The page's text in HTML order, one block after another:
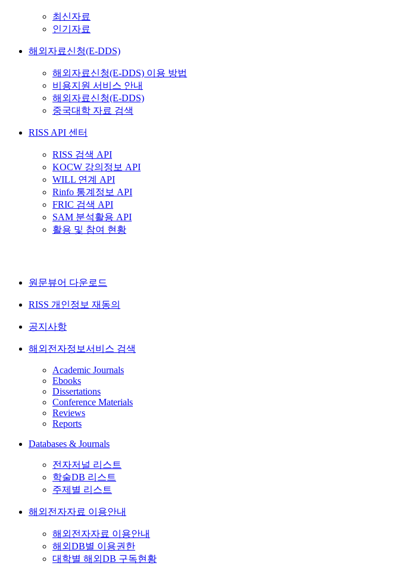
최신자료
인기자료
해외자료신청(E-DDS)
해외자료신청(E-DDS) 이용 방법
비용지원 서비스 안내
해외자료신청(E-DDS)
중국대학 자료 검색
RISS API 센터
RISS 검색 API
KOCW 강의정보 API
WILL 연계 API
Rinfo 통계정보 API
FRIC 검색 API
SAM 분석활용 API
활용 및 참여 현황
원문뷰어 다운로드
RISS 개인정보 재동의
공지사항
해외전자정보서비스 검색
Academic Journals
Ebooks
Dissertations
Conference Materials
Reviews
Reports
Databases & Journals
전자저널 리스트
학술DB 리스트
주제별 리스트
해외전자자료 이용안내
해외전자자료 이용안내
해외DB별 이용권한
대학별 해외DB 구독현황